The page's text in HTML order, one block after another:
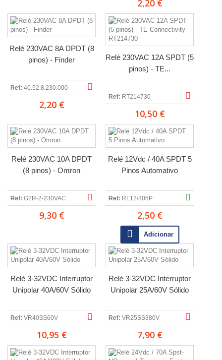
2,20 €
Relé 230VAC 8A DPDT (8
pinos) - Finder
Ref: 40.52.8.230.000
2,20 €
Relé 230VAC 12A SPDT (5
pinos) - TE...
Ref: RT214730
10,50 €
Relé 230VAC 10A DPDT
(8 pinos) - Omron
Ref: G2R-2-230VAC
9,30 €
Relé 12Vdc / 40A SPDT 5
Pinos Automativo
Ref: RL12/305P
2,50 €
Adicionar
Relé 3-32VDC Interruptor
Unipolar 40A/60V Sólido
Ref: VR40SS60V
10,95 €
Relé 3-32VDC Interruptor
Unipolar 25A/60V Sólido
Ref: VR25SS380V
7,90 €